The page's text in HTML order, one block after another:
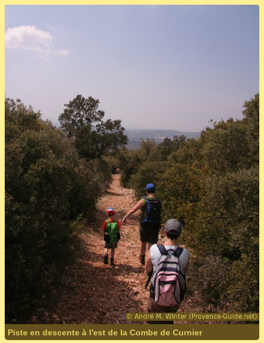
Piste en descente à l'est de la Combe de Curnier